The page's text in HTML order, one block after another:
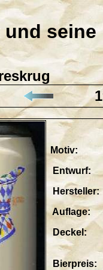
seine
Motiv:
Entwurf:
Auflage:
Deckel:
Bierpreis: